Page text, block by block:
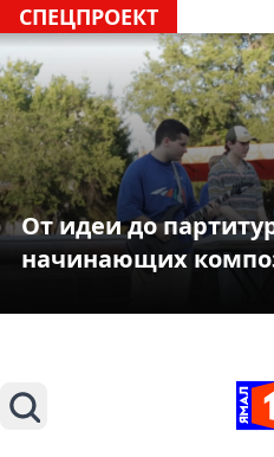
СПЕЦПРОЕКТ
От идеи до
начинающих
Поиск